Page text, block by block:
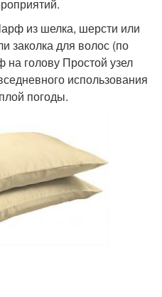
из шелка, шерсти или
заколка для волос (по
голову Простой узел
использования
погоды.